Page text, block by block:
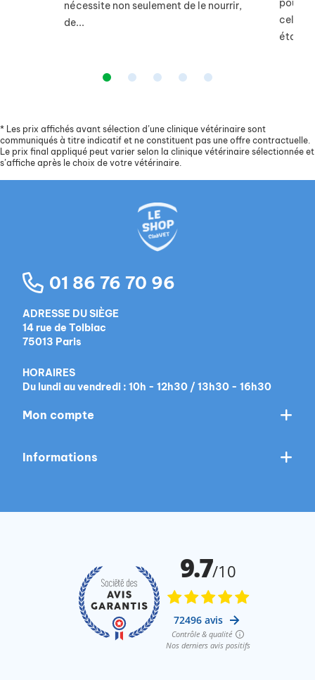
nécessite non seulement de le nourrir,
de...
pour
celui
étant...
* Les prix affichés avant sélection d’une clinique vétérinaire sont
communiqués à titre indicatif et ne constituent pas une offre contractuelle.
Le prix final appliqué peut varier selon la clinique vétérinaire sélectionnée et
s’affiche après le choix de votre vétérinaire.
01 86 76 70 96
ADRESSE DU SIÈGE
14 rue de Tolbiac
75013 Paris
HORAIRES
Du lundi au vendredi : 10h - 12h30 / 13h30 - 16h30
Mon compte
Informations